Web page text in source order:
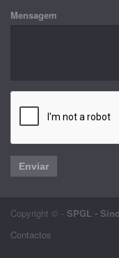
Mensagem
Enviar
Copyright © - SPGL -
Contactos